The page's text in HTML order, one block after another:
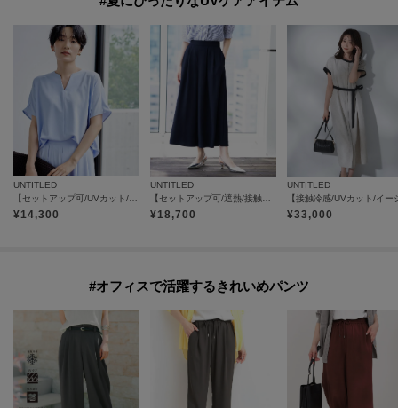
UNTITLED
¥14,300
UNTITLED
¥18,700
UNTITLED
¥33,000
#オフィスで活躍するきれいめパンツ